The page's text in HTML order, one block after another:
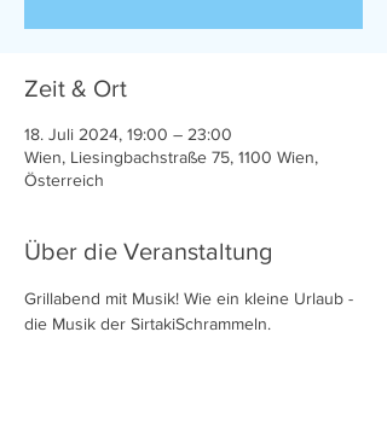
Zeit & Ort
18. Juli 2024, 19:00 – 23:00
Wien, Liesingbachstraße 75, 1100 Wien,
Österreich
Über die Veranstaltung
Grillabend mit Musik! Wie ein kleine Urlaub -
die Musik der SirtakiSchrammeln.